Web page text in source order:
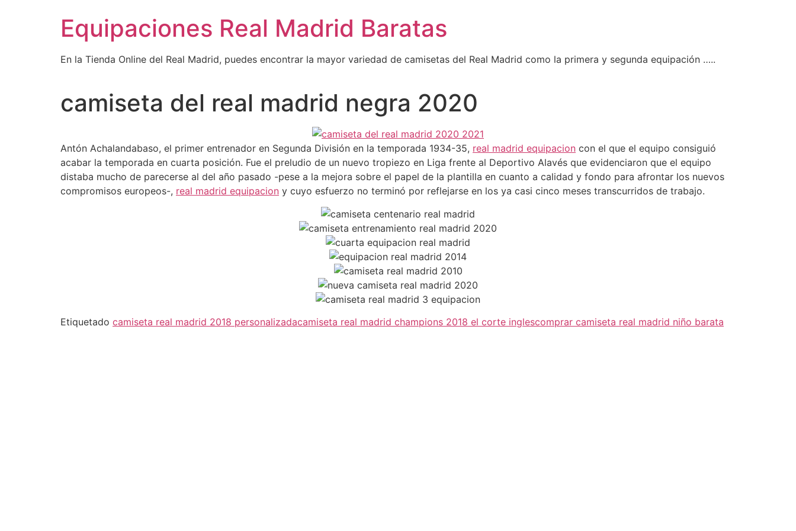
Equipaciones Real Madrid Baratas
En la Tienda Online del Real Madrid, puedes encontrar la mayor variedad de camisetas del Real Madrid como la primera y segunda equipación …..
camiseta del real madrid negra 2020
Antón Achalandabaso, el primer entrenador en Segunda División en la temporada 1934-35, real madrid equipacion con el que el equipo consiguió
acabar la temporada en cuarta posición. Fue el preludio de un nuevo tropiezo en Liga frente al Deportivo Alavés que evidenciaron que el equipo
distaba mucho de parecerse al del año pasado -pese a la mejora sobre el papel de la plantilla en cuanto a calidad y fondo para afrontar los nuevos
compromisos europeos-, real madrid equipacion y cuyo esfuerzo no terminó por reflejarse en los ya casi cinco meses transcurridos de trabajo.
Etiquetado camiseta real madrid 2018 personalizadacamiseta real madrid champions 2018 el corte inglescomprar camiseta real madrid niño barata